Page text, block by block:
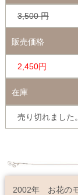
3,500 円
販売価格
2,450円
在庫
売り切れました。
2002年 お花の